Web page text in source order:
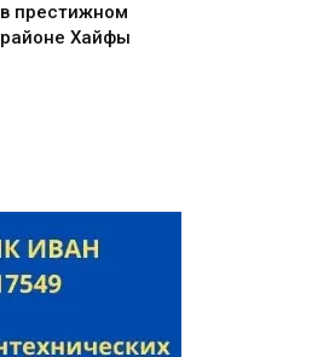
в престижном
районе Хайфы